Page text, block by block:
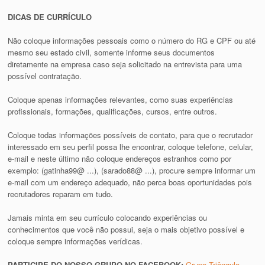
DICAS DE CURRÍCULO
Não coloque informações pessoais como o número do RG e CPF ou até
mesmo seu estado civil, somente informe seus documentos
diretamente na empresa caso seja solicitado na entrevista para uma
possível contratação.
Coloque apenas informações relevantes, como suas experiências
profissionais, formações, qualificações, cursos, entre outros.
Coloque todas informações possíveis de contato, para que o recrutador
interessado em seu perfil possa lhe encontrar, coloque telefone, celular,
e-mail e neste último não coloque endereços estranhos como por
exemplo: (gatinha99@ ...), (sarado88@ ...), procure sempre informar um
e-mail com um endereço adequado, não perca boas oportunidades pois
recrutadores reparam em tudo.
Jamais minta em seu currículo colocando experiências ou
conhecimentos que você não possui, seja o mais objetivo possível e
coloque sempre informações verídicas.